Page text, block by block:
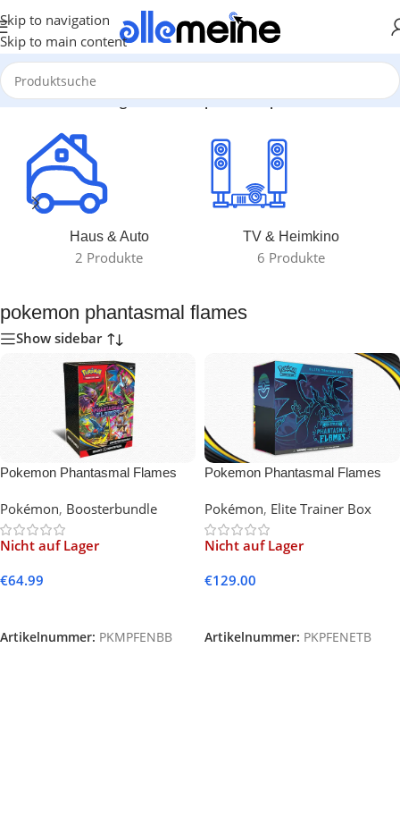
Skip to navigation
Skip to main content
Produkte verschlagwortet mit „pokemon phantasmal flames“
Haus & Auto
2 Produkte
TV & Heimkino
6 Produkte
pokemon phantasmal flames
Show sidebar
Pokemon Phantasmal Flames
Pokémon, Boosterbundle
Nicht auf Lager
€64.99
Artikelnummer: PKMPFENBB
Pokemon Phantasmal Flames
Pokémon, Elite Trainer Box
Nicht auf Lager
€129.00
Artikelnummer: PKPFENETB